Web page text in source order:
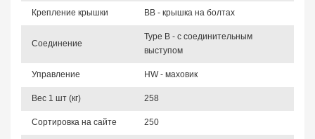
Крепление крышки BB - крышка на болтах
Соединение
Type B - с соединительным
выступом
Управление HW - маховик
Вес 1 шт (кг) 258
Сортировка на сайте 250